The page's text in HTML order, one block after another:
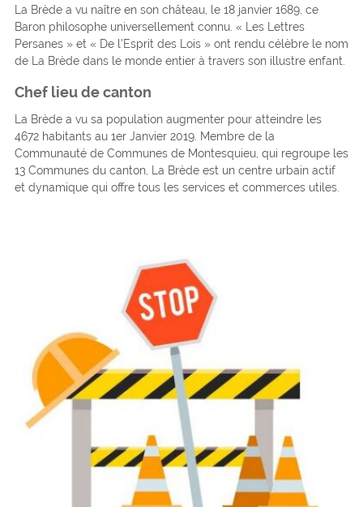
La Brède a vu naître en son château, le 18 janvier 1689, ce
Baron philosophe universellement connu. « Les Lettres
Persanes » et « De l’Esprit des Lois » ont rendu célèbre le nom
de La Brède dans le monde entier à travers son illustre enfant.
Chef lieu de canton
La Brède a vu sa population augmenter pour atteindre les
4672 habitants au 1er Janvier 2019. Membre de la
Communauté de Communes de Montesquieu, qui regroupe les
13 Communes du canton, La Brède est un centre urbain actif
et dynamique qui offre tous les services et commerces utiles.